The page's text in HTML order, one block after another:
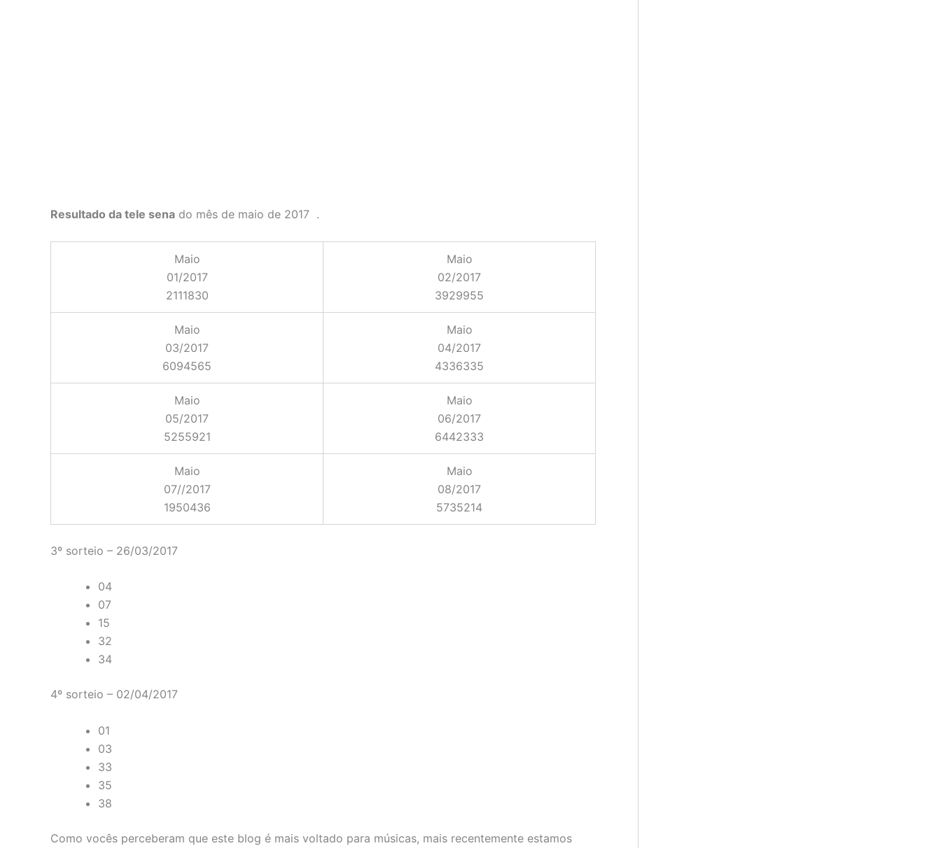
Resultado da tele sena do mês de maio de 2017 .
Maio
01/2017
2111830
Maio
02/2017
3929955
Maio
03/2017
6094565
Maio
04/2017
4336335
Maio
05/2017
5255921
Maio
06/2017
6442333
Maio
07//2017
1950436
Maio
08/2017
5735214
3º sorteio – 26/03/2017
04
07
15
32
34
4º sorteio – 02/04/2017
01
03
33
35
38
Como vocês perceberam que este blog é mais voltado para músicas, mais recentemente estamos